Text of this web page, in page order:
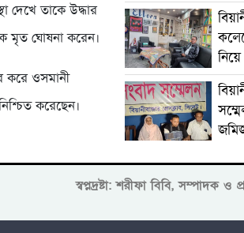
দেখে তাকে উদ্ধার
মৃত ঘোষনা করেন।
করে ওসমানী
করেছেন।
স্বপ্নদ্রষ্টা: শরীফা বিবি, সম্পাদক